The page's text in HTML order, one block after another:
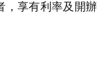
，享有利率及開辦